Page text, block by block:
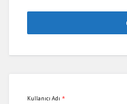
Kullanıcı Adı *